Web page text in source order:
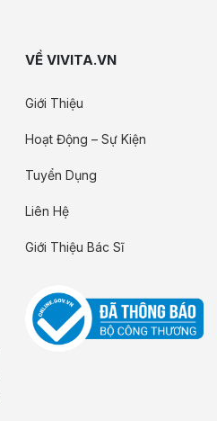
VỀ VIVITA.VN
Giới Thiệu
Hoạt Động – Sự Kiện
Tuyển Dụng
Liên Hệ
Giới Thiệu Bác Sĩ